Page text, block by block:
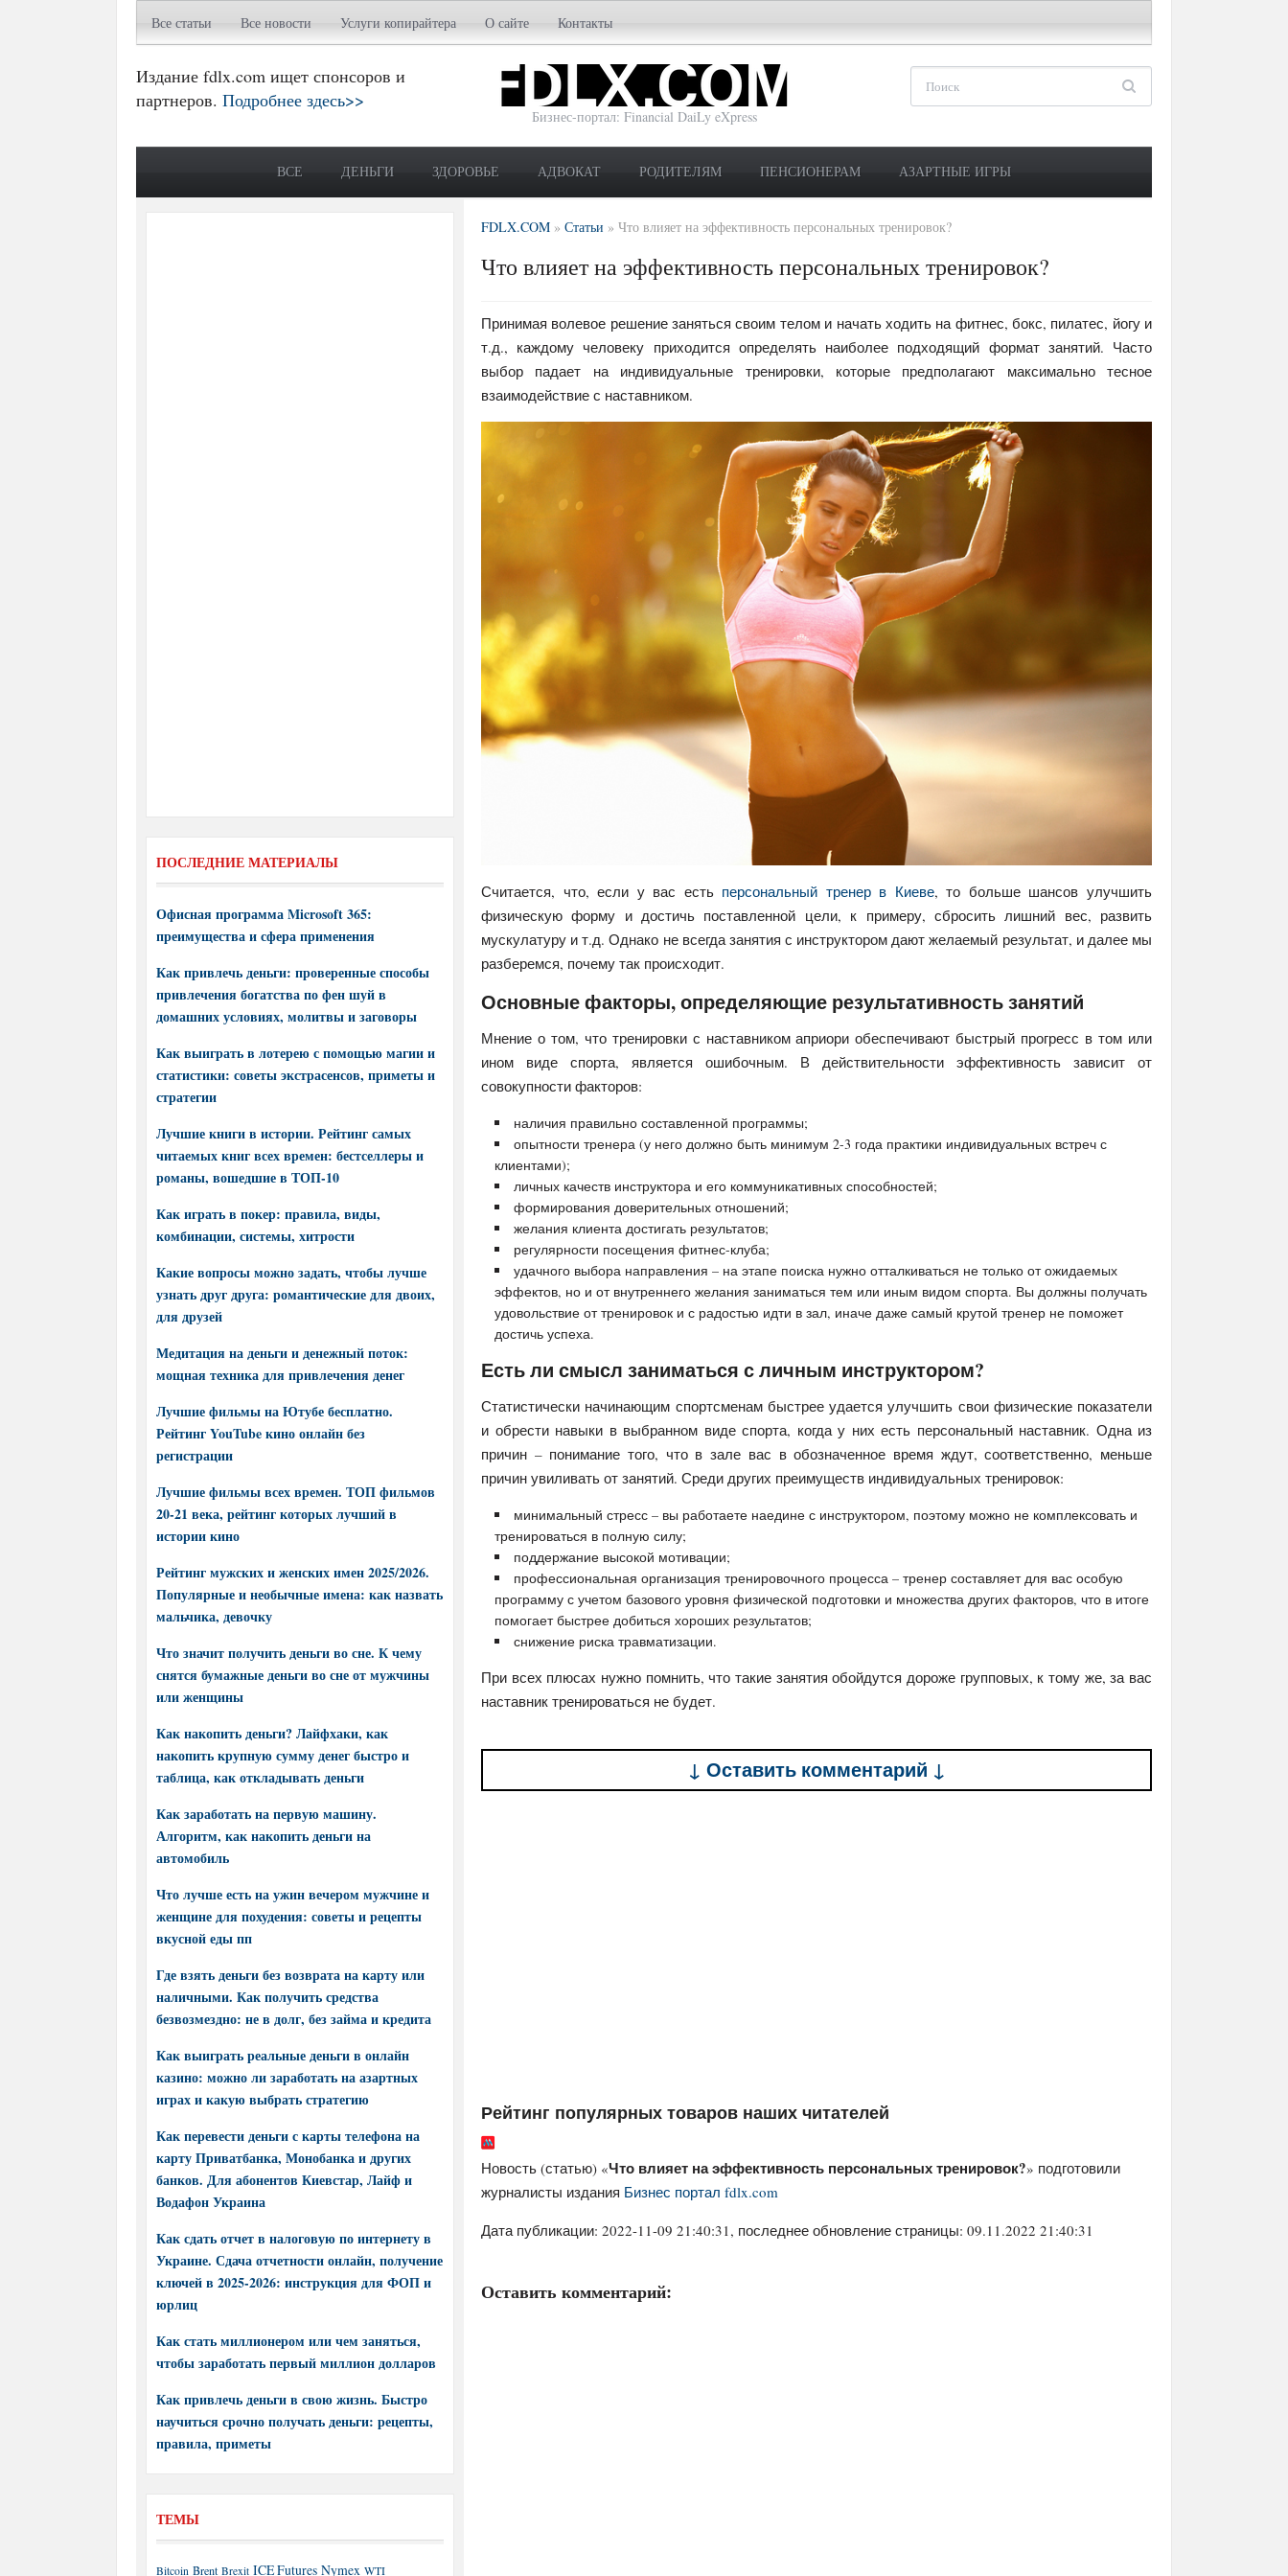
Все статьи Все новости Услуги копирайтера О сайте Контакты
Издание fdlx.com ищет спонсоров и
партнеров. Подробнее здесь>>
Бизнес-портал: Financial DaiLy eXpress
ВСЕ ДЕНЬГИ ЗДОРОВЬЕ АДВОКАТ РОДИТЕЛЯМ ПЕНСИОНЕРАМ АЗАРТНЫЕ ИГРЫ
FDLX.COM » Статьи » Что влияет на эффективность персональных тренировок?
Что влияет на эффективность персональных тренировок?
Принимая волевое решение заняться своим телом и начать ходить на фитнес, бокс, пилатес, йогу и
т.д., каждому человеку приходится определять наиболее подходящий формат занятий. Часто
выбор падает на индивидуальные тренировки, которые предполагают максимально тесное
взаимодействие с наставником.
Считается, что, если у вас есть персональный тренер в Киеве, то больше шансов улучшить
физическую форму и достичь поставленной цели, к примеру, сбросить лишний вес, развить
мускулатуру и т.д. Однако не всегда занятия с инструктором дают желаемый результат, и далее мы
разберемся, почему так происходит.
Основные факторы, определяющие результативность занятий
Мнение о том, что тренировки с наставником априори обеспечивают быстрый прогресс в том или
ином виде спорта, является ошибочным. В действительности эффективность зависит от
совокупности факторов:
наличия правильно составленной программы;
опытности тренера (у него должно быть минимум 2-3 года практики индивидуальных встреч с
клиентами);
личных качеств инструктора и его коммуникативных способностей;
формирования доверительных отношений;
желания клиента достигать результатов;
регулярности посещения фитнес-клуба;
удачного выбора направления – на этапе поиска нужно отталкиваться не только от ожидаемых
эффектов, но и от внутреннего желания заниматься тем или иным видом спорта. Вы должны получать
удовольствие от тренировок и с радостью идти в зал, иначе даже самый крутой тренер не поможет
достичь успеха.
Есть ли смысл заниматься с личным инструктором?
Статистически начинающим спортсменам быстрее удается улучшить свои физические показатели
и обрести навыки в выбранном виде спорта, когда у них есть персональный наставник. Одна из
причин – понимание того, что в зале вас в обозначенное время ждут, соответственно, меньше
причин увиливать от занятий. Среди других преимуществ индивидуальных тренировок:
минимальный стресс – вы работаете наедине с инструктором, поэтому можно не комплексовать и
тренироваться в полную силу;
поддержание высокой мотивации;
профессиональная организация тренировочного процесса – тренер составляет для вас особую
программу с учетом базового уровня физической подготовки и множества других факторов, что в итоге
помогает быстрее добиться хороших результатов;
снижение риска травматизации.
При всех плюсах нужно помнить, что такие занятия обойдутся дороже групповых, к тому же, за вас
наставник тренироваться не будет.
↓ Оставить комментарий ↓
Рейтинг популярных товаров наших читателей
Новость (статью) «Что влияет на эффективность персональных тренировок?» подготовили
журналисты издания Бизнес портал fdlx.com
Дата публикации: 2022-11-09 21:40:31 , последнее обновление страницы: 09.11.2022 21:40:31
Оставить комментарий:
ПОСЛЕДНИЕ МАТЕРИАЛЫ
Офисная программа Microsoft 365:
преимущества и сфера применения
Как привлечь деньги: проверенные способы
привлечения богатства по фен шуй в
домашних условиях, молитвы и заговоры
Как выиграть в лотерею с помощью магии и
статистики: советы экстрасенсов, приметы и
стратегии
Лучшие книги в истории. Рейтинг самых
читаемых книг всех времен: бестселлеры и
романы, вошедшие в ТОП-10
Как играть в покер: правила, виды,
комбинации, системы, хитрости
Какие вопросы можно задать, чтобы лучше
узнать друг друга: романтические для двоих,
для друзей
Медитация на деньги и денежный поток:
мощная техника для привлечения денег
Лучшие фильмы на Ютубе бесплатно.
Рейтинг YouTube кино онлайн без
регистрации
Лучшие фильмы всех времен. ТОП фильмов
20-21 века, рейтинг которых лучший в
истории кино
Рейтинг мужских и женских имен 2025/2026.
Популярные и необычные имена: как назвать
мальчика, девочку
Что значит получить деньги во сне. К чему
снятся бумажные деньги во сне от мужчины
или женщины
Как накопить деньги? Лайфхаки, как
накопить крупную сумму денег быстро и
таблица, как откладывать деньги
Как заработать на первую машину.
Алгоритм, как накопить деньги на
автомобиль
Что лучше есть на ужин вечером мужчине и
женщине для похудения: советы и рецепты
вкусной еды пп
Где взять деньги без возврата на карту или
наличными. Как получить средства
безвозмездно: не в долг, без займа и кредита
Как выиграть реальные деньги в онлайн
казино: можно ли заработать на азартных
играх и какую выбрать стратегию
Как перевести деньги с карты телефона на
карту Приватбанка, Монобанка и других
банков. Для абонентов Киевстар, Лайф и
Водафон Украина
Как сдать отчет в налоговую по интернету в
Украине. Сдача отчетности онлайн, получение
ключей в 2025-2026: инструкция для ФОП и
юрлиц
Как стать миллионером или чем заняться,
чтобы заработать первый миллион долларов
Как привлечь деньги в свою жизнь. Быстро
научиться срочно получать деньги: рецепты,
правила, приметы
ТЕМЫ
Bitcoin Brent Brexit ICE Futures Nymex WTI